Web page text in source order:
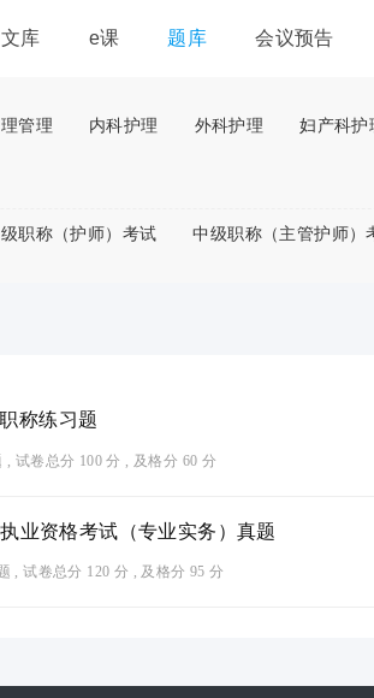
文库 e课 题库 会议预告
管理 内科护理 外科护理 妇产科护
职称（护师）考试 中级职称（主管护师）
称练习题
, 试卷总分 100 分 , 及格分 60 分
业资格考试（专业实务）真题
, 试卷总分 120 分 , 及格分 95 分